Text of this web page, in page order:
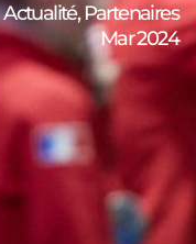
Actualité,Partenaires
Mar 2024